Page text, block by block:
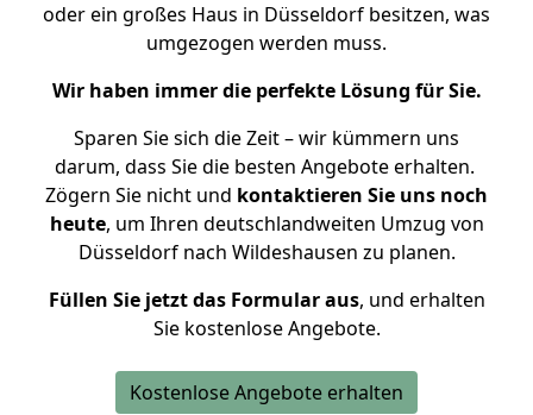
oder ein großes Haus in Düsseldorf besitzen, was
umgezogen werden muss.
Wir haben immer die perfekte Lösung für Sie.
Sparen Sie sich die Zeit – wir kümmern uns
darum, dass Sie die besten Angebote erhalten.
Zögern Sie nicht und kontaktieren Sie uns noch
heute, um Ihren deutschlandweiten Umzug von
Düsseldorf nach Wildeshausen zu planen.
Füllen Sie jetzt das Formular aus, und erhalten
Sie kostenlose Angebote.
Kostenlose Angebote erhalten